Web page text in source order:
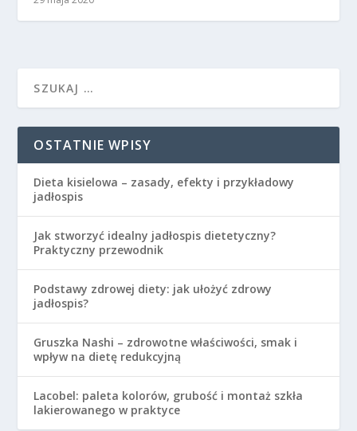
OSTATNIE WPISY
Dieta kisielowa – zasady, efekty i przykładowy
jadłospis
Jak stworzyć idealny jadłospis dietetyczny?
Praktyczny przewodnik
Podstawy zdrowej diety: jak ułożyć zdrowy
jadłospis?
Gruszka Nashi – zdrowotne właściwości, smak i
wpływ na dietę redukcyjną
Lacobel: paleta kolorów, grubość i montaż szkła
lakierowanego w praktyce